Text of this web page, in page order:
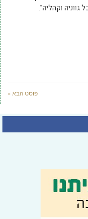
גווניה וקהליה".
פוסט הבא »